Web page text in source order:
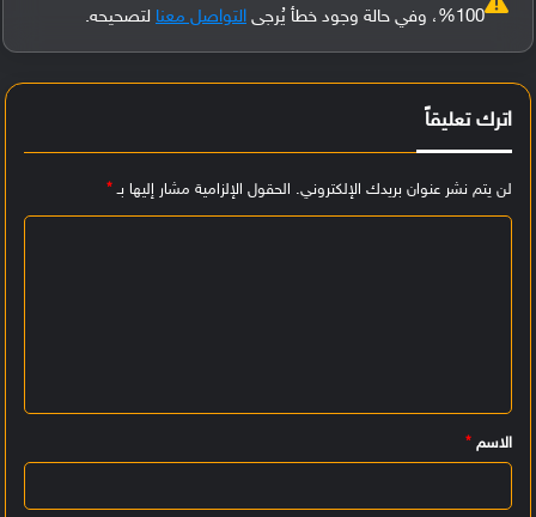
100%، وفي حالة وجود خطأ يُرجى
التواصل معنا لتصحيحه.
اترك تعليقاً
لن يتم نشر عنوان بريدك الإلكتروني. الحقول الإلزامية مشار إليها بـ*
ي
ق
الاسم *